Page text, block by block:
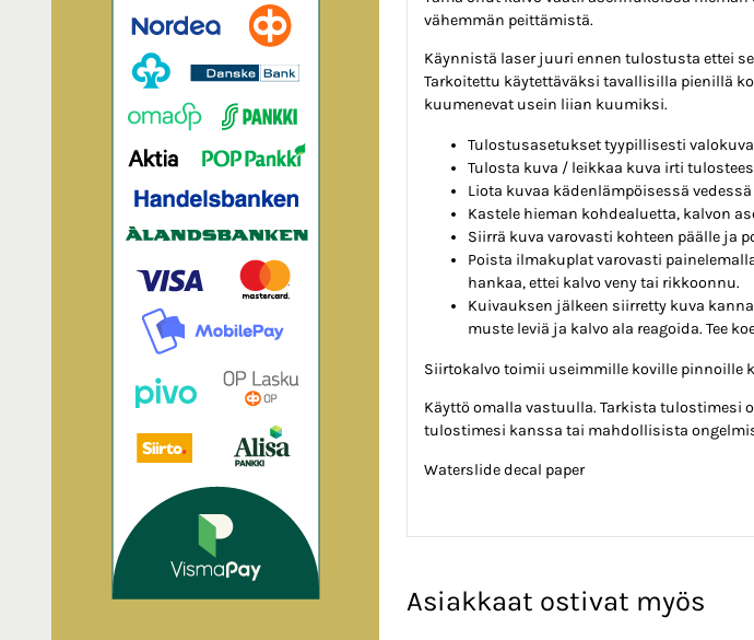
vähemmän peittämistä.
Käynnistä laser juuri ennen tulostusta ettei
Tarkoitettu käytettäväksi tavallisilla pienillä
kuumenevat usein liian kuumiksi.
Tulostusasetukset tyypillisesti
Tulosta kuva / leikkaa kuva irti
Liota kuvaa kädenlämpöisessä
Kastele hieman kohdealuetta, kalvon
Siirrä kuva varovasti kohteen päälle ja
Poista ilmakuplat varovasti
hankaa, ettei kalvo veny tai rikkoonnu.
Kuivauksen jälkeen siirretty kuva
muste leviä ja kalvo ala reagoida. Tee
Siirtokalvo toimii useimmille koville pinnoille
Käyttö omalla vastuulla. Tarkista tulostimesi
tulostimesi kanssa tai mahdollisista
Waterslide decal paper
Asiakkaat ostivat myös